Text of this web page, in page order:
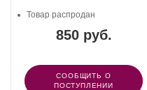
850 руб.
Товар распродан
СООБЩИТЬ О
ПОСТУПЛЕНИИ